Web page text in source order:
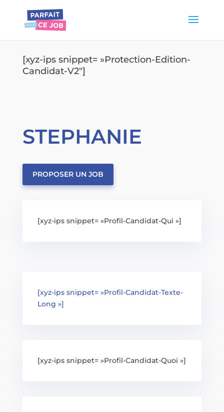
[xyz-ips snippet= »Protection-Edition-
Candidat-V2″]
STEPHANIE
PROPOSER UN JOB
[xyz-ips snippet= »Profil-Candidat-Qui »]
[xyz-ips snippet= »Profil-Candidat-Texte-
Long »]
[xyz-ips snippet= »Profil-Candidat-Quoi »]